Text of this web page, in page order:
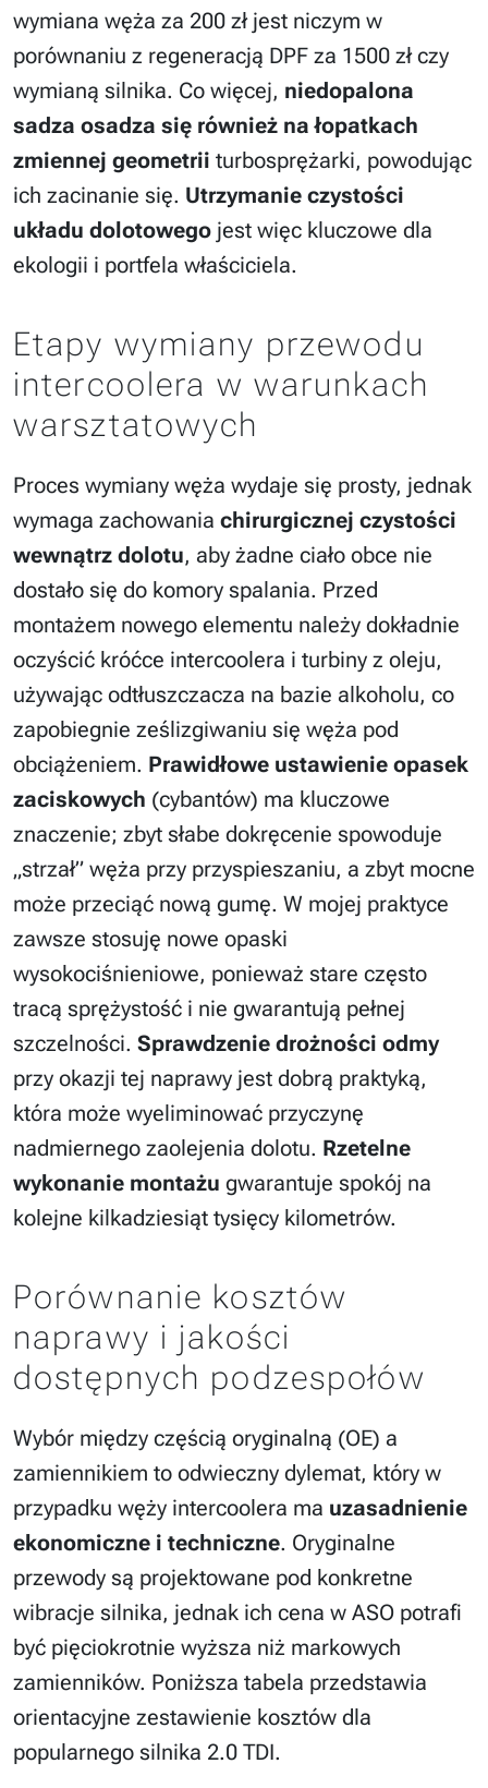
wymiana węża za 200 zł jest niczym w
porównaniu z regeneracją DPF za 1500 zł czy
wymianą silnika. Co więcej, niedopalona
sadza osadza się również na łopatkach
zmiennej geometrii turbosprężarki, powodując
ich zacinanie się. Utrzymanie czystości
układu dolotowego jest więc kluczowe dla
ekologii i portfela właściciela.
Etapy wymiany przewodu
intercoolera w warunkach
warsztatowych
Proces wymiany węża wydaje się prosty, jednak
wymaga zachowania chirurgicznej czystości
wewnątrz dolotu, aby żadne ciało obce nie
dostało się do komory spalania. Przed
montażem nowego elementu należy dokładnie
oczyścić króćce intercoolera i turbiny z oleju,
używając odtłuszczacza na bazie alkoholu, co
zapobiegnie ześlizgiwaniu się węża pod
obciążeniem. Prawidłowe ustawienie opasek
zaciskowych (cybantów) ma kluczowe
znaczenie; zbyt słabe dokręcenie spowoduje
„strzał” węża przy przyspieszaniu, a zbyt mocne
może przeciąć nową gumę. W mojej praktyce
zawsze stosuję nowe opaski
wysokociśnieniowe, ponieważ stare często
tracą sprężystość i nie gwarantują pełnej
szczelności. Sprawdzenie drożności odmy
przy okazji tej naprawy jest dobrą praktyką,
która może wyeliminować przyczynę
nadmiernego zaolejenia dolotu. Rzetelne
wykonanie montażu gwarantuje spokój na
kolejne kilkadziesiąt tysięcy kilometrów.
Porównanie kosztów
naprawy i jakości
dostępnych podzespołów
Wybór między częścią oryginalną (OE) a
zamiennikiem to odwieczny dylemat, który w
przypadku węży intercoolera ma uzasadnienie
ekonomiczne i techniczne. Oryginalne
przewody są projektowane pod konkretne
wibracje silnika, jednak ich cena w ASO potrafi
być pięciokrotnie wyższa niż markowych
zamienników. Poniższa tabela przedstawia
orientacyjne zestawienie kosztów dla
popularnego silnika 2.0 TDI.